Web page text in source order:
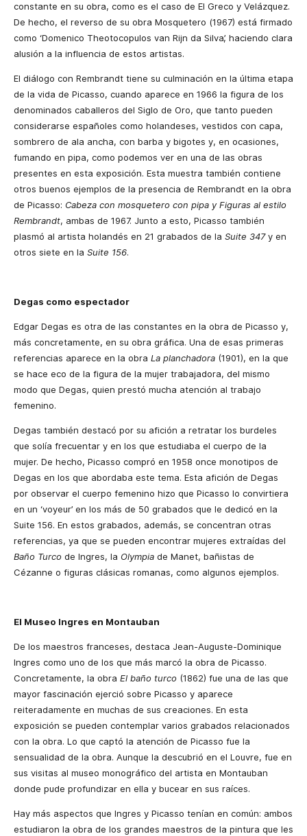
constante en su obra, como es el caso de El Greco y Velázquez.
De hecho, el reverso de su obra Mosquetero (1967) está firmado
como ‘Domenico Theotocopulos van Rijn da Silva’, haciendo clara
alusión a la influencia de estos artistas.
El diálogo con Rembrandt tiene su culminación en la última etapa
de la vida de Picasso, cuando aparece en 1966 la figura de los
denominados caballeros del Siglo de Oro, que tanto pueden
considerarse españoles como holandeses, vestidos con capa,
sombrero de ala ancha, con barba y bigotes y, en ocasiones,
fumando en pipa, como podemos ver en una de las obras
presentes en esta exposición. Esta muestra también contiene
otros buenos ejemplos de la presencia de Rembrandt en la obra
de Picasso: Cabeza con mosquetero con pipa y Figuras al estilo
Rembrandt, ambas de 1967. Junto a esto, Picasso también
plasmó al artista holandés en 21 grabados de la Suite 347y en
otros siete en la Suite 156.
Degas como espectador
Edgar Degas es otra de las constantes en la obra de Picasso y,
más concretamente, en su obra gráfica. Una de esas primeras
referencias aparece en la obra La planchadora (1901), en la que
se hace eco de la figura de la mujer trabajadora, del mismo
modo que Degas, quien prestó mucha atención al trabajo
femenino.
Degas también destacó por su afición a retratar los burdeles
que solía frecuentar y en los que estudiaba el cuerpo de la
mujer. De hecho, Picasso compró en 1958 once monotipos de
Degas en los que abordaba este tema. Esta afición de Degas
por observar el cuerpo femenino hizo que Picasso lo convirtiera
en un ‘voyeur’ en los más de 50 grabados que le dedicó en la
Suite 156. En estos grabados, además, se concentran otras
referencias, ya que se pueden encontrar mujeres extraídas del
Baño Turco de Ingres, la Olympia de Manet, bañistas de
Cézanne o figuras clásicas romanas, como algunos ejemplos.
El Museo Ingres en Montauban
De los maestros franceses, destaca Jean-Auguste-Dominique
Ingres como uno de los que más marcó la obra de Picasso.
Concretamente, la obra El baño turco (1862) fue una de las que
mayor fascinación ejerció sobre Picasso y aparece
reiteradamente en muchas de sus creaciones. En esta
exposición se pueden contemplar varios grabados relacionados
con la obra. Lo que captó la atención de Picasso fue la
sensualidad de la obra. Aunque la descubrió en el Louvre, fue en
sus visitas al museo monográfico del artista en Montauban
donde pude profundizar en ella y bucear en sus raíces.
Hay más aspectos que Ingres y Picasso tenían en común: ambos
estudiaron la obra de los grandes maestros de la pintura que les